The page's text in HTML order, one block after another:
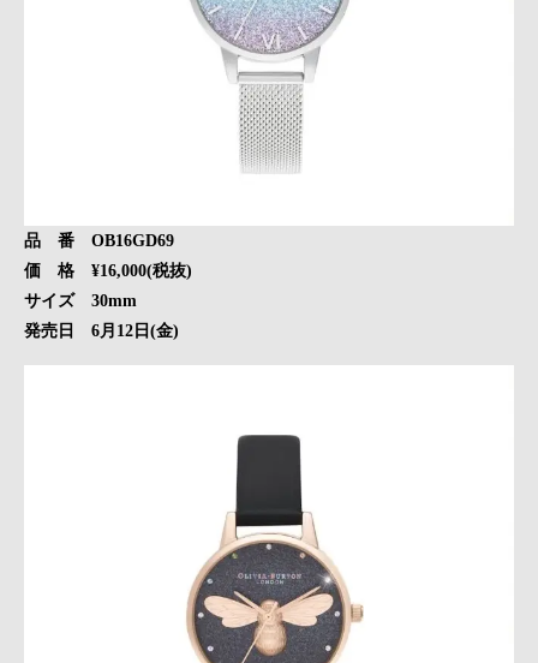
品 番 OB16GD69
価 格 ¥16,000(税抜)
サイズ 30mm
発売日 6月12日(金)